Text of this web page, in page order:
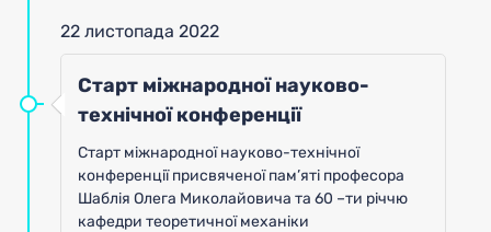
22 листопада 2022
Старт міжнародної науково-
технічної конференції
Старт міжнародної науково-технічної
конференції присвяченої пам’яті професора
Шаблія Олега Миколайовича та 60 –ти річчю
кафедри теоретичної механіки